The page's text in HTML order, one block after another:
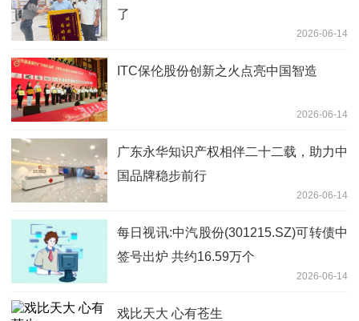
了
2026-06-14
ITC保伦股份创新之火点亮中国智造
2026-06-14
广东永华知识产权相伴二十二载，助力中
国品牌稳步前行
2026-06-14
每日视讯:中汽股份(301215.SZ)可转债中
签号出炉 共约16.59万个
2026-06-14
戏比天大 心有苍生